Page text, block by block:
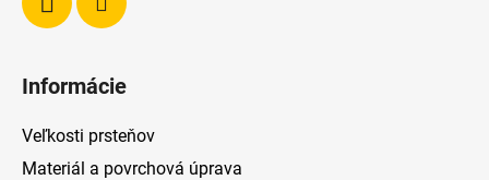
Informácie
Veľkosti prsteňov
Materiál a povrchová úprava